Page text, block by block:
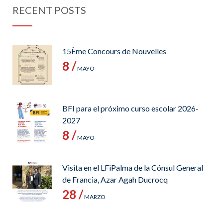
RECENT POSTS
15Ème Concours de Nouvelles
8 /MAYO
BFI para el próximo curso escolar 2026-
2027
8 /MAYO
Visita en el LFiPalma de la Cónsul General
de Francia, Azar Agah Ducrocq
28 /MARZO